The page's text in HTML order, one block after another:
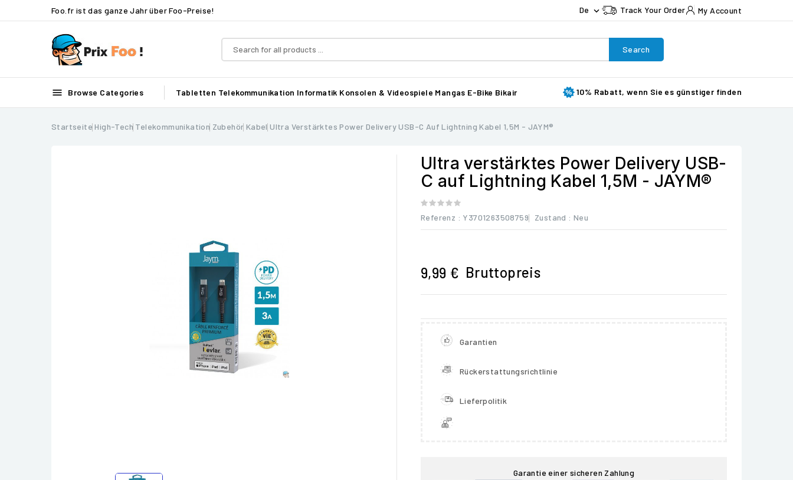
Foo.fr ist das ganze Jahr über Foo-Preise! De  Track Your Order My Account
Search
 Browse Categories Tabletten Telekommunikation Informatik Konsolen & Videospiele Mangas E-Bike Bikair 10% Rabatt, wenn Sie es günstiger finden
Startseite High-Tech Telekommunikation Zubehör Kabel Ultra Verstärktes Power Delivery USB-C Auf Lightning Kabel 1,5M - JAYM®
Ultra verstärktes Power Delivery USB-
C auf Lightning Kabel 1,5M - JAYM®
Referenz : Y3701263508759 Zustand : Neu
9,99 € Bruttopreis
Garantien
Rückerstattungsrichtlinie
Lieferpolitik
Garantie einer sicheren Zahlung